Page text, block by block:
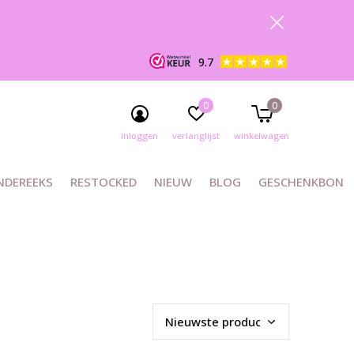
RESTOCKED NIEUW BLOG GESCHENKBON
inloggen verlanglijst
0
winkelwagen
0
9.7